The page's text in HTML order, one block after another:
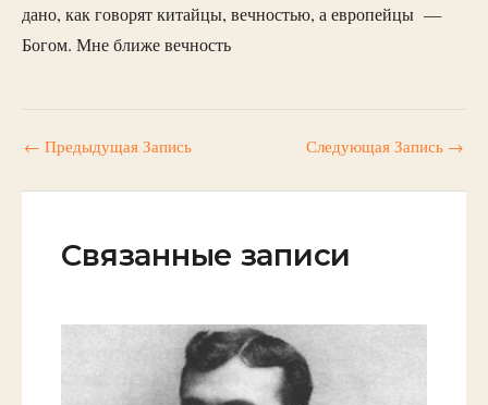
дано, как говорят китайцы, вечностью, а европейцы —
Богом. Мне ближе вечность
← Предыдущая Запись Следующая Запись →
Связанные записи